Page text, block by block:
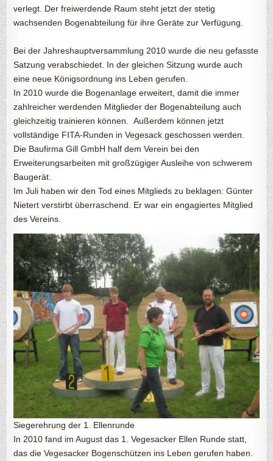
verlegt. Der freiwerdende Raum steht jetzt der stetig
wachsenden Bogenabteilung für ihre Geräte zur Verfügung.
Bei der Jahreshauptversammlung 2010 wurde die neu gefasste
Satzung verabschiedet. In der gleichen Sitzung wurde auch
eine neue Königsordnung ins Leben gerufen.
In 2010 wurde die Bogenanlage erweitert, damit die immer
zahlreicher werdenden Mitglieder der Bogenabteilung auch
gleichzeitig trainieren können. Außerdem können jetzt
vollständige FITA-Runden in Vegesack geschossen werden.
Die Baufirma Gill GmbH half dem Verein bei den
Erweiterungsarbeiten mit großzügiger Ausleihe von schwerem
Baugerät.
Im Juli haben wir den Tod eines Mitglieds zu beklagen: Günter
Nietert verstirbt überraschend. Er war ein engagiertes Mitglied
des Vereins.
Siegerehrung der 1. Ellenrunde
In 2010 fand im August das 1. Vegesacker Ellen Runde statt,
das die Vegesacker Bogenschützen ins Leben gerufen haben.